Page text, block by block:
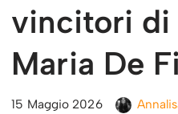
vincitori
Maria De
15 Maggio 2026